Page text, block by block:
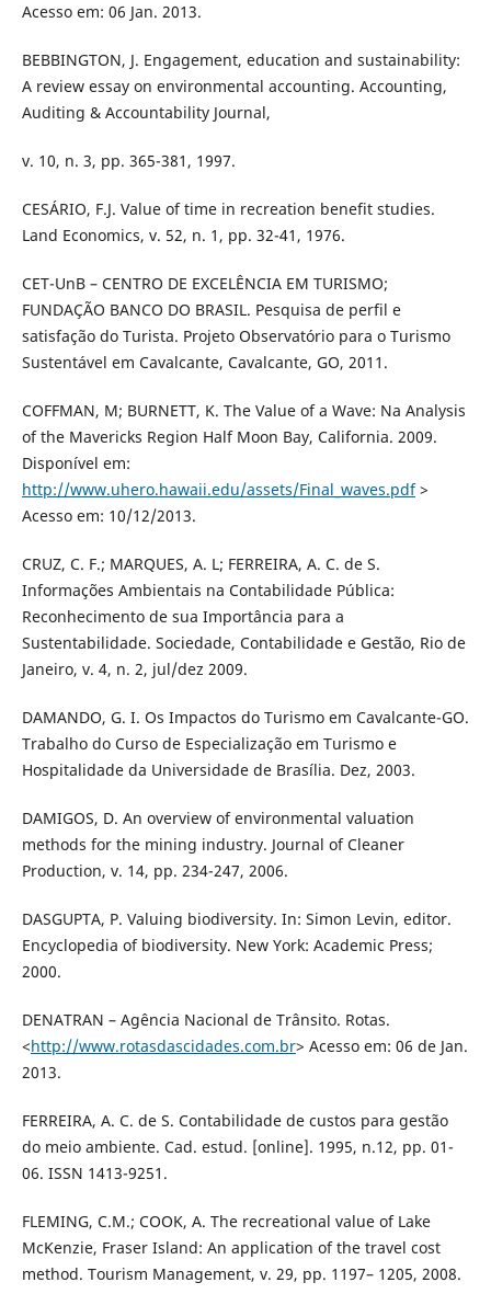
Acesso em: 06 Jan. 2013.
BEBBINGTON, J. Engagement, education and sustainability:
A review essay on environmental accounting. Accounting,
Auditing & Accountability Journal,
v. 10, n. 3, pp. 365-381, 1997.
CESÁRIO, F.J. Value of time in recreation benefit studies.
Land Economics, v. 52, n. 1, pp. 32-41, 1976.
CET-UnB – CENTRO DE EXCELÊNCIA EM TURISMO;
FUNDAÇÃO BANCO DO BRASIL. Pesquisa de perfil e
satisfação do Turista. Projeto Observatório para o Turismo
Sustentável em Cavalcante, Cavalcante, GO, 2011.
COFFMAN, M; BURNETT, K. The Value of a Wave: Na Analysis
of the Mavericks Region Half Moon Bay, California. 2009.
Disponível em:
http://www.uhero.hawaii.edu/assets/Final_waves.pdf>
Acesso em: 10/12/2013.
CRUZ, C. F.; MARQUES, A. L; FERREIRA, A. C. de S.
Informações Ambientais na Contabilidade Pública:
Reconhecimento de sua Importância para a
Sustentabilidade. Sociedade, Contabilidade e Gestão, Rio de
Janeiro, v. 4, n. 2, jul/dez 2009.
DAMANDO, G. I. Os Impactos do Turismo em Cavalcante-GO.
Trabalho do Curso de Especialização em Turismo e
Hospitalidade da Universidade de Brasília. Dez, 2003.
DAMIGOS, D. An overview of environmental valuation
methods for the mining industry. Journal of Cleaner
Production, v. 14, pp. 234-247, 2006.
DASGUPTA, P. Valuing biodiversity. In: Simon Levin, editor.
Encyclopedia of biodiversity. New York: Academic Press;
2000.
DENATRAN – Agência Nacional de Trânsito. Rotas.
<http://www.rotasdascidades.com.br> Acesso em: 06 de Jan.
2013.
FERREIRA, A. C. de S. Contabilidade de custos para gestão
do meio ambiente. Cad. estud. [online]. 1995, n.12, pp. 01-
06. ISSN 1413-9251.
FLEMING, C.M.; COOK, A. The recreational value of Lake
McKenzie, Fraser Island: An application of the travel cost
method. Tourism Management, v. 29, pp. 1197– 1205, 2008.